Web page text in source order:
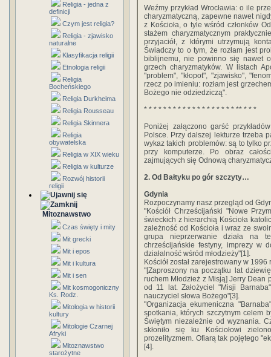
Religia - jedna z
definicji
Czym jest religia?
Religia - zjawisko
naturalne
Klasyfikacja religii
Etnologia religii
Religia
Bocheńskiego
Religia Durkheima
Religia Rousseau
Religia Skinnera
Religia
obywatelska
Religia w XIX wieku
Religia w kulturze
Rozwój historii
religii
Mitoznawstwo
Czas święty i mity
Mit grecki
Mit i epos
Mit i kultura
Mit i sen
Mit kosmogoniczny
Ks. Rodz.
Mitologia w historii
kultury
Mitologie Czarnej
Afryki
Mitoznawstwo
starożytne
Weźmy przykład Wrocławia: o ile
charyzmatyczną, zapewne nawet
z Kościoła, o tyle wśród członków
stażem charyzmatycznym
przyjaciół, z którymi utrzymują
Świadczy to o tym, że rozłam jest
biblijnemu, nie powinno się nawet
grzech charyzmatyków. W listach
"problem", "kłopot", "zjawisko",
rzecz po imieniu: rozłam jest
Bożego nie odziedziczą".
* * * * * * * * * * * * * * * * * * * ** * * *
Poniżej załączono garść
Polsce. Przy dalszej lekturze trzeba
wykaz takich problemów: są to tylko
przy komputerze. Po obraz
zajmujących się Odnową
2. Od Bałtyku po gór szczyty…
Gdynia
Rozpoczynamy nasz przegląd od
"Kościół Chrześcijański "Nowe
świeckich z hierarchią Kościoła
zależność od Kościoła i wraz ze
grupa nieprzerwanie działa na
chrześcijańskie festyny, imprezy w
działalność wśród młodzieży"[1].
Kościół został zarejestrowany w 1996
"[Zaproszony na początku lat
ruchem Młodzież z Misją] Jerry
od 11 lat. Założyciel "Misji
nauczyciel słowa Bożego"[3].
"Organizacja ekumeniczna
spotkania, których szczytnym celem
Świętym niezależnie od wyznania.
skłoniło się ku Kościołowi
prozelityzmem. Ofiarą tak pojętego
[4].